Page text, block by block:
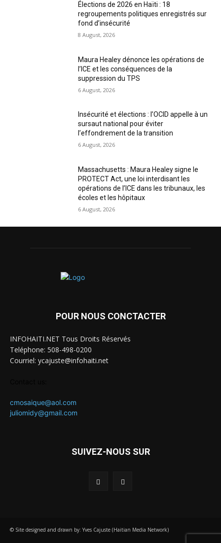
Élections de 2026 en Haïti : 18
regroupements politiques enregistrés sur
fond d’insécurité
8 August, 2026
Maura Healey dénonce les opérations de
l’ICE et les conséquences de la
suppression du TPS
6 August, 2026
Insécurité et élections : l’OCID appelle à un
sursaut national pour éviter
l’effondrement de la transition
6 August, 2026
Massachusetts : Maura Healey signe le
PROTECT Act, une loi interdisant les
opérations de l’ICE dans les tribunaux, les
écoles et les hôpitaux
6 August, 2026
POUR NOUS CONCTACTER
INFOHAITI.NET Tous Droits Réservés
Teléphone: 508-498-0200
Courriel: ycajuste@infohaiti.net
cmosaique@aol.com
juliomidy@gmail.com
SUIVEZ-NOUS SUR
© Site designed and drawn by: Yves Cajuste (Haitian Media Network)